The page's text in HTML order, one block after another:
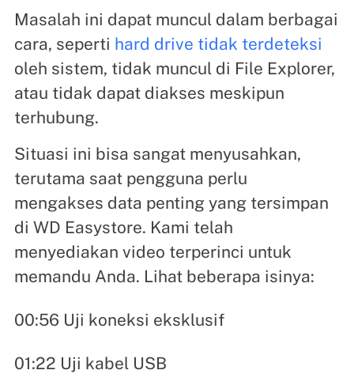
Masalah ini dapat muncul dalam berbagai
cara, seperti hard drive tidak terdeteksi
oleh sistem, tidak muncul di File Explorer,
atau tidak dapat diakses meskipun
terhubung.
Situasi ini bisa sangat menyusahkan,
terutama saat pengguna perlu
mengakses data penting yang tersimpan
di WD Easystore. Kami telah
menyediakan video terperinci untuk
memandu Anda. Lihat beberapa isinya:
00:56 Uji koneksi eksklusif
01:22 Uji kabel USB